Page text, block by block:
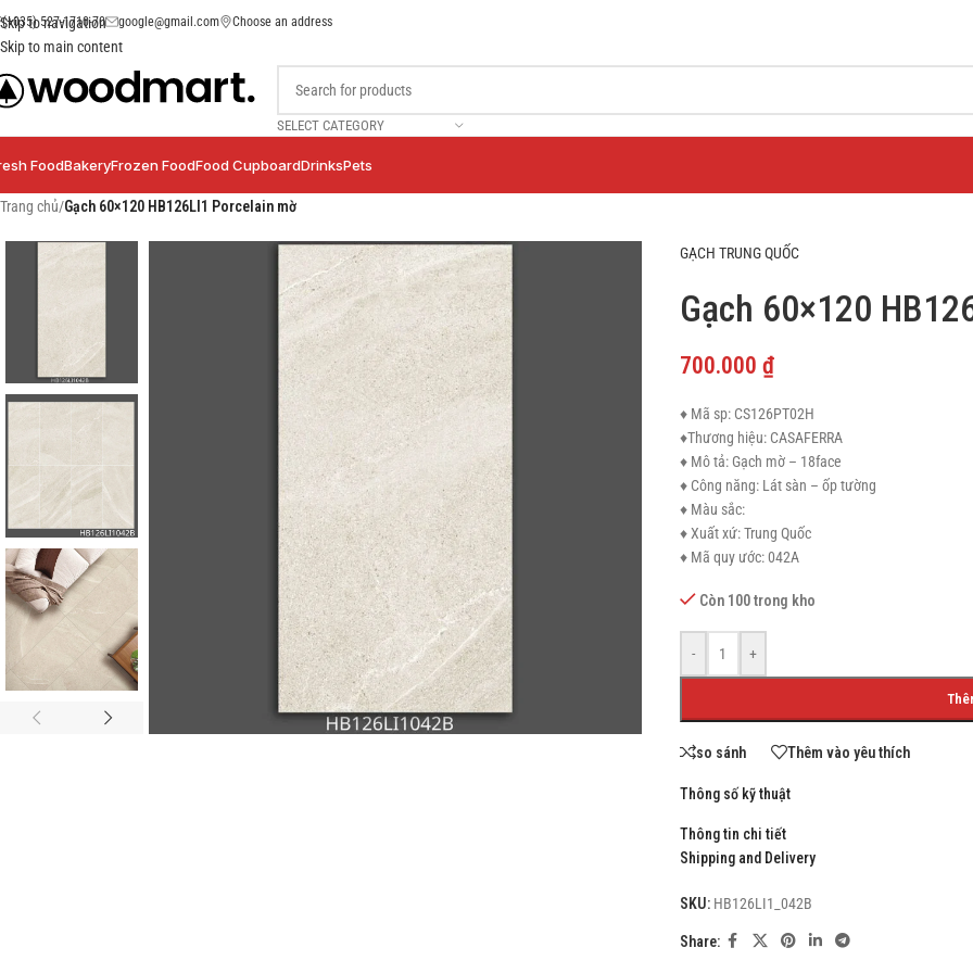
Skip to navigation
Skip to main content
(+035) 527-1710-70 google@gmail.com Choose an address
SELECT CATEGORY
FoodBakeryFrozen FoodFood CupboardDrinksPets
SHOP LAYOUTS
Filters area
AJAX Shop
No page heading
Small categories menu
With background
Category description
Header overlap
Trang chủ/Gạch 60×120 HB126LI1 Porcelain mờ
GẠCH TRUNG QUỐC
Gạch 60×120
700.000 ₫
♦ Mã sp: CS126PT02H
♦Thương hiệu: CASAFERRA
♦ Mô tả: Gạch mờ – 18face
♦ Công năng: Lát sàn – ốp tường
♦ Màu sắc:
♦ Xuất xứ: Trung Quốc
♦ Mã quy ước: 042A
Còn 100 trong kho
- +
so sánh Thêm vào yêu thích
Thông số kỹ thuật
Thông tin chi tiết
Shipping and Delivery
SKU: HB126LI1_042B
Share: